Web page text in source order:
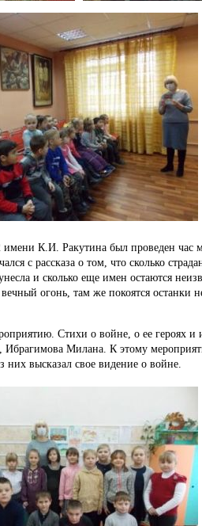
имени К. И. Ракутина был проведен час
с рассказа о том, что сколько
и сколько еще имен остаются
огонь, там же покоятся останки
Стихи о войне, о ее героях и
Милана. К этому
высказал свое видение о войне.